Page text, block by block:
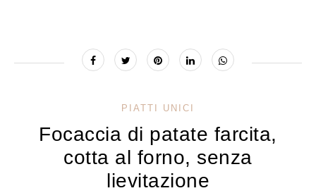
PIATTI UNICI
Focaccia di patate farcita,
cotta al forno, senza
lievitazione